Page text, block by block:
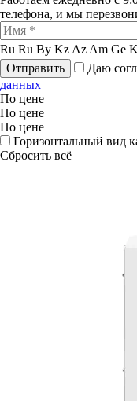
телефона, и мы
Ru Ru By Kz Az Am Ge
Отправить
Даю
данных
По цене
По цене
По цене
Горизонтальный вид
Сбросить всё